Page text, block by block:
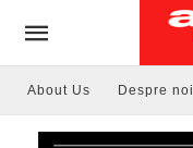
About Us Despre noi